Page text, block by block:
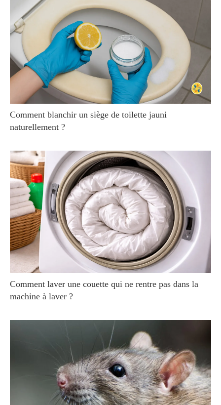
Comment blanchir un siège de toilette jauni
naturellement ?
Comment laver une couette qui ne rentre pas dans la
machine à laver ?